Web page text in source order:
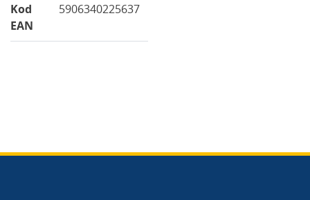
Kod
EAN
5906340225637